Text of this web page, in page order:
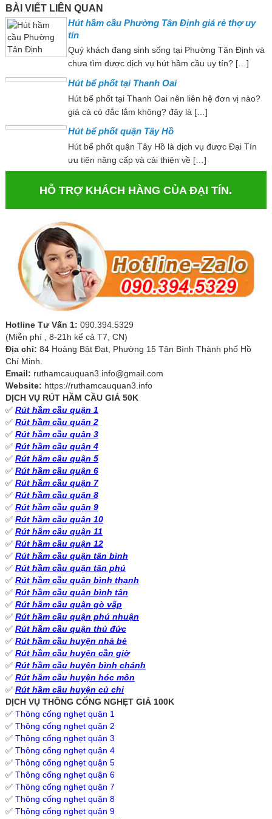
BÀI VIẾT LIÊN QUAN
Hút hầm cầu Phường Tân Định giá rẻ thợ uy
tín
Quý khách đang sinh sống tại Phường Tân Định và
chưa tìm được dịch vụ hút hầm cầu uy tín? […]
Hút bể phốt tại Thanh Oai
Hút bể phốt tại Thanh Oai nên liên hệ đơn vị nào?
giá cả có đắc lắm không? đây là […]
Hút bể phốt quận Tây Hồ
Hút bể phốt quận Tây Hồ là dịch vụ được Đại Tín
ưu tiên nâng cấp và cải thiện về […]
HỖ TRỢ KHÁCH HÀNG CỦA ĐẠI TÍN.
Hotline Tư Vấn 1: 090.394.5329
(Miễn phí , 8-21h kể cả T7, CN)
Địa chỉ: 84 Hoàng Bật Đạt, Phường 15 Tân Bình Thành phố Hồ
Chí Minh.
Email: ruthamcauquan3.info@gmail.com
Website: https://ruthamcauquan3.info
DỊCH VỤ RÚT HẦM CẦU GIÁ 50K
✅ Rút hầm cầu quận 1
✅ Rút hầm cầu quận 2
✅ Rút hầm cầu quận 3
✅ Rút hầm cầu quận 4
✅ Rút hầm cầu quận 5
✅ Rút hầm cầu quận 6
✅ Rút hầm cầu quận 7
✅ Rút hầm cầu quận 8
✅ Rút hầm cầu quận 9
✅ Rút hầm cầu quận 10
✅ Rút hầm cầu quận 11
✅ Rút hầm cầu quận 12
✅ Rút hầm cầu quận tân bình
✅ Rút hầm cầu quận tân phú
✅ Rút hầm cầu quận bình thạnh
✅ Rút hầm cầu quận bình tân
✅ Rút hầm cầu quận gò vấp
✅ Rút hầm cầu quận phú nhuận
✅ Rút hầm cầu quận thủ đức
✅ Rút hầm cầu huyện nhà bè
✅ Rút hầm cầu huyện cần giờ
✅ Rút hầm cầu huyện bình chánh
✅ Rút hầm cầu huyện hóc môn
✅ Rút hầm cầu huyện củ chi
DỊCH VỤ THÔNG CỐNG NGHẸT GIÁ 100K
✅ Thông cống nghẹt quận 1
✅ Thông cống nghẹt quận 2
✅ Thông cống nghẹt quận 3
✅ Thông cống nghẹt quận 4
✅ Thông cống nghẹt quận 5
✅ Thông cống nghẹt quận 6
✅ Thông cống nghẹt quận 7
✅ Thông cống nghẹt quận 8
✅ Thông cống nghẹt quận 9